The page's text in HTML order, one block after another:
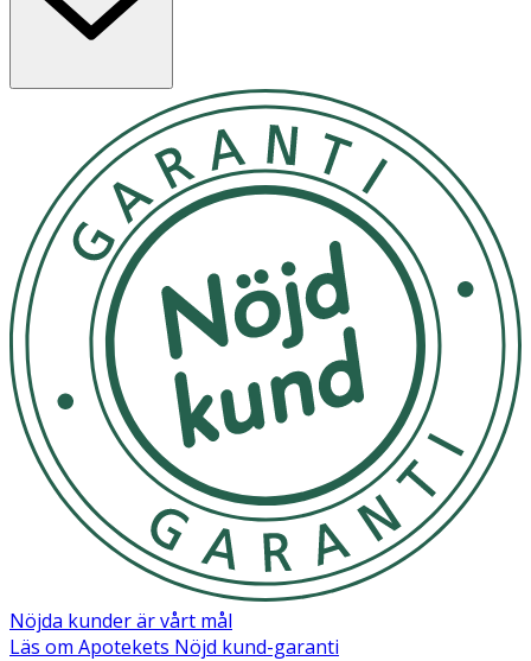
Nöjda kunder är vårt mål
Läs om Apotekets Nöjd kund-garanti